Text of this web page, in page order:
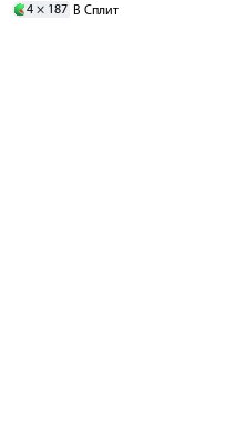
4 × 187 В Сплит